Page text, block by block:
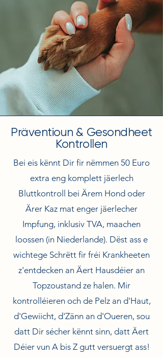
Präventioun & Gesondheet
Kontrollen
Bei eis kënnt Dir fir nëmmen 50 Euro
extra eng komplett jäerlech
Bluttkontroll bei Ärem Hond oder
Ärer Kaz mat enger jäerlecher
Impfung, inklusiv TVA, maachen
loossen (in Niederlande). Dëst ass e
wichtege Schrëtt fir fréi Krankheeten
z'entdecken an Äert Hausdéier an
Topzoustand ze halen. Mir
kontrolléieren och de Pelz an d'Haut,
d'Gewiicht, d'Zänn an d'Oueren, sou
datt Dir sécher kënnt sinn, datt Äert
Déier vun A bis Z gutt versuergt ass!